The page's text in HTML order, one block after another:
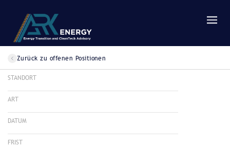
Zurück zu offenen Positionen
STANDORT
ART
DATUM
FRIST